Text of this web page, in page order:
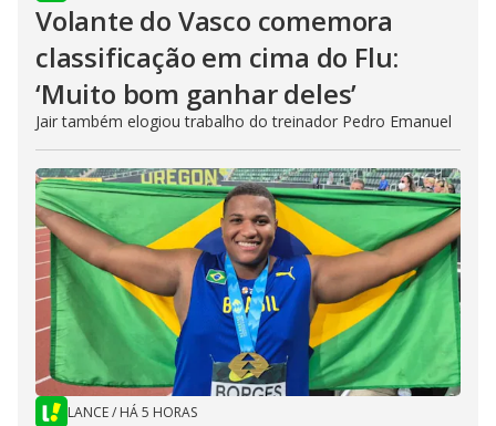
Volante do Vasco comemora
classificação em cima do Flu:
‘Muito bom ganhar deles’
Jair também elogiou trabalho do treinador Pedro Emanuel
LANCE/ HÁ 5 HORAS